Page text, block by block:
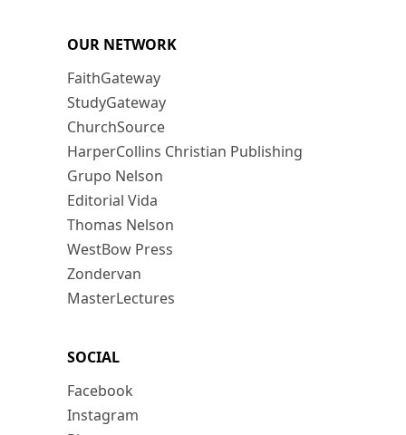
OUR NETWORK
FaithGateway
StudyGateway
ChurchSource
HarperCollins Christian Publishing
Grupo Nelson
Editorial Vida
Thomas Nelson
WestBow Press
Zondervan
MasterLectures
SOCIAL
Facebook
Instagram